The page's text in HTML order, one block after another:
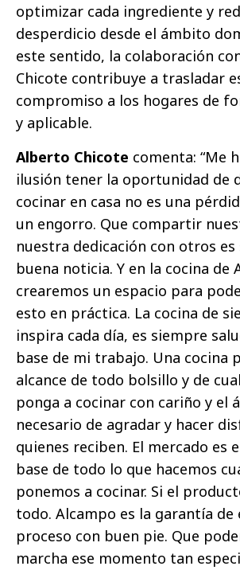
optimizar cada ingrediente y
desperdicio desde el ámbito
este sentido, la colaboración
Chicote contribuye a trasladar
compromiso a los hogares de
y aplicable.
Alberto Chicote comenta: “Me
ilusión tener la oportunidad de
cocinar en casa no es una
un engorro. Que compartir
nuestra dedicación con otros
buena noticia. Y en la cocina de
crearemos un espacio para
esto en práctica. La cocina de
inspira cada día, es siempre
base de mi trabajo. Una cocina
alcance de todo bolsillo y de
ponga a cocinar con cariño y el
necesario de agradar y hacer
quienes reciben. El mercado es
base de todo lo que hacemos
ponemos a cocinar. Si el
todo. Alcampo es la garantía de
proceso con buen pie. Que
marcha ese momento tan